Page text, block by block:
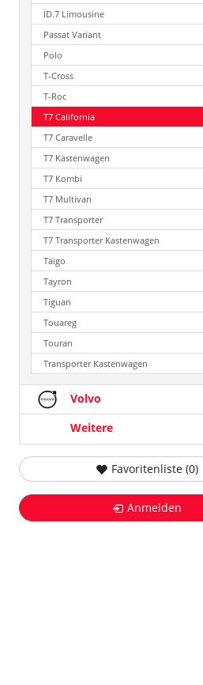
ID.7 Limousine
Passat Variant
Polo
T-Cross
T-Roc
T7 California
T7 Caravelle
T7 Kastenwagen
T7 Kombi
T7 Multivan
T7 Transporter
T7 Transporter Kastenwagen
Taigo
Tayron
Tiguan
Touareg
Touran
Transporter Kastenwagen
Volvo
Weitere
Favoritenliste (0)
Anmelden